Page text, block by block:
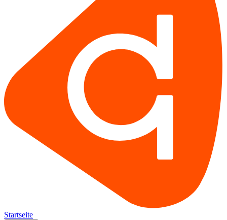
Startseite